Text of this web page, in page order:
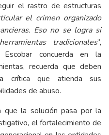
el rastro de estructuras
el crimen organizado
Eso no se logra si
tradicionales”,
concuerda en la
recuerda que deben
crítica que atienda sus
de abuso.
que la solución pasa por la
el fortalecimiento de